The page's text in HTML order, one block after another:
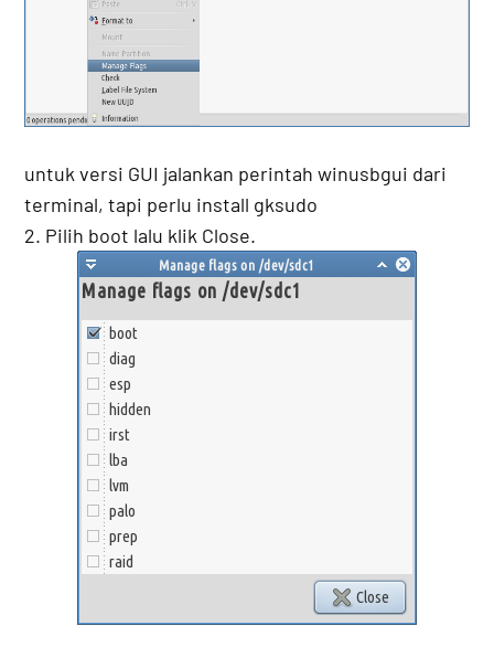
untuk versi GUI jalankan perintah winusbgui dari
terminal, tapi perlu install gksudo
2. Pilih boot lalu klik Close.